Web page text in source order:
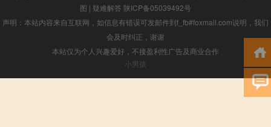
图 | 疑难解答 陕ICP备05039492号
声明：本站内容来自互联网，如信息有错误可发邮件到f_fb#foxmail.com说明，我们
会及时纠正，谢谢
本站仅为个人兴趣爱好，不接盈利性广告及商业合作
小男孩